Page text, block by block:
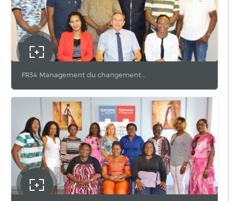
FR34 Management du changement...